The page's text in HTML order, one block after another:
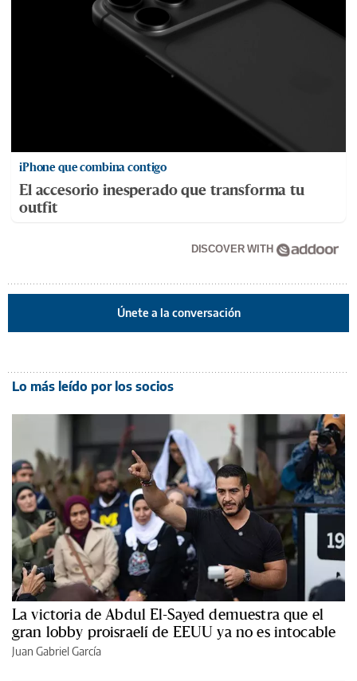
iPhone que combina contigo
El accesorio inesperado que transforma tu
outfit
DISCOVER WITH
Únete a la conversación
Lo más leído por los socios
La victoria de Abdul El-Sayed demuestra que el
gran lobby proisraelí de EEUU ya no es intocable
Juan Gabriel García